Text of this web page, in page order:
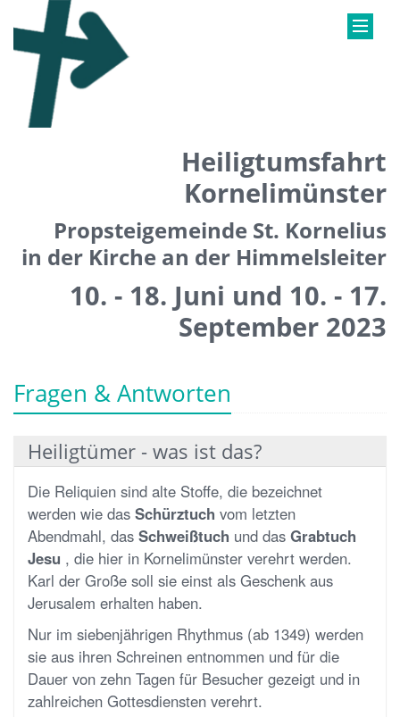
Heiligtumsfahrt
Kornelimünster
Propsteigemeinde St. Kornelius
in der Kirche an der Himmelsleiter
10. - 18. Juni und 10. - 17.
September 2023
Fragen & Antworten
Heiligtümer - was ist das?
Die Reliquien sind alte Stoffe, die bezeichnet
werden wie das Schürztuch vom letzten
Abendmahl, das Schweißtuch und das Grabtuch
Jesu , die hier in Kornelimünster verehrt werden.
Karl der Große soll sie einst als Geschenk aus
Jerusalem erhalten haben.
Nur im siebenjährigen Rhythmus (ab 1349) werden
sie aus ihren Schreinen entnommen und für die
Dauer von zehn Tagen für Besucher gezeigt und in
zahlreichen Gottesdiensten verehrt.